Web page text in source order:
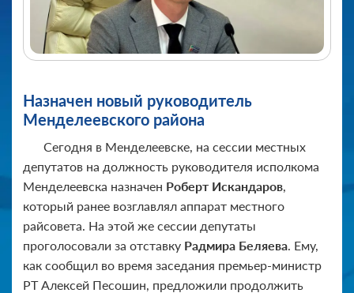
Назначен новый руководитель
Менделеевского района
Сегодня в Менделеевске, на сессии местных
депутатов на должность руководителя исполкома
Менделеевска назначен Роберт Искандаров,
который ранее возглавлял аппарат местного
райсовета. На этой же сессии депутаты
проголосовали за отставку Радмира Беляева. Ему,
как сообщил во время заседания премьер-министр
РТ Алексей Песошин, предложили продолжить